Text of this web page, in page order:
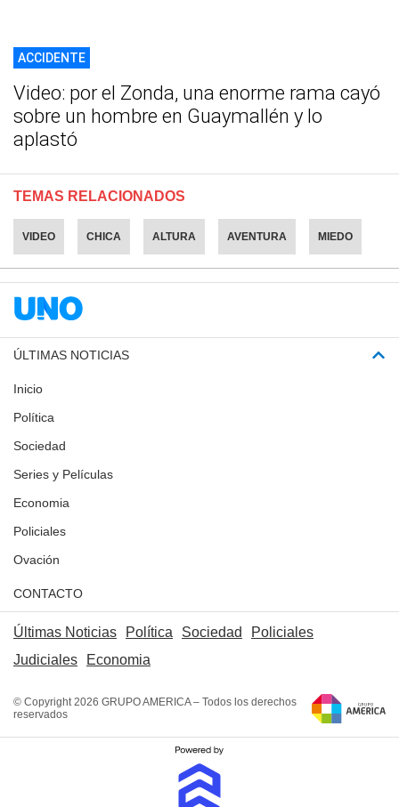
ACCIDENTE
Video: por el Zonda, una enorme rama cayó
sobre un hombre en Guaymallén y lo
aplastó
TEMAS RELACIONADOS
VIDEO CHICA ALTURA AVENTURA MIEDO
ÚLTIMAS NOTICIAS
Inicio
Política
Sociedad
Series y Películas
Economia
Policiales
Ovación
CONTACTO
Últimas Noticias Política Sociedad
Policiales
Judiciales
Economia
© Copyright 2026 GRUPO AMERICA – Todos los derechos
reservados